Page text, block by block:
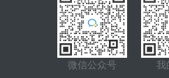
微信公众号 我